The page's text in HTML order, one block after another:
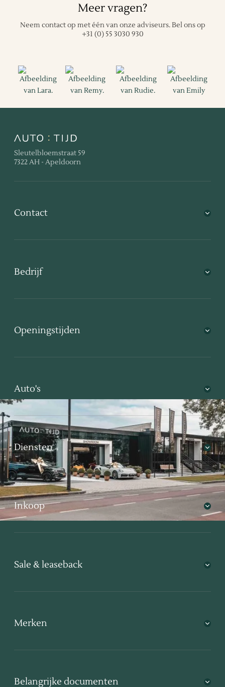
Meer vragen?
Neem contact op met één van onze adviseurs.Bel ons op
+31 (0) 55 3030 930
Sleutelbloemstraat 59
7322 AH - Apeldoorn
Contact
Bedrijf
Openingstijden
Auto's
Diensten
Inkoop
Sale & leaseback
Merken
Belangrijke documenten